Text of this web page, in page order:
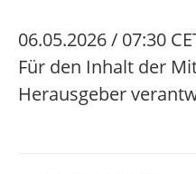
06.05.2026 / 07:30
Für den Inhalt der
Herausgeber